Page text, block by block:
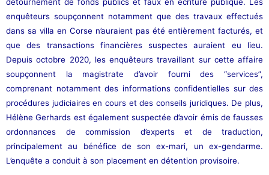
enquêteurs soupçonnent notamment que des travaux effectués
dans sa villa en Corse n’auraient pas été entièrement facturés, et
que des transactions financières suspectes auraient eu lieu.
Depuis octobre 2020, les enquêteurs travaillant sur cette affaire
soupçonnent la magistrate d’avoir fourni des “services”,
comprenant notamment des informations confidentielles sur des
procédures judiciaires en cours et des conseils juridiques. De plus,
Hélène Gerhards est également suspectée d’avoir émis de fausses
ordonnances de commission d’experts et de traduction,
principalement au bénéfice de son ex-mari, un ex-gendarme.
L’enquête a conduit à son placement en détention provisoire.